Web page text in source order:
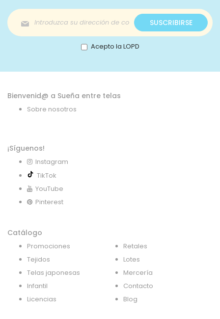
Inscríbase
a
nuestro
boletín
de
SUSCRIBIRSE
Acepto la LOPD
Bienvenid@ a Sueña entre telas
Sobre nosotros
¡Síguenos!
Instagram
TikTok
YouTube
Pinterest
Catálogo
Promociones
Tejidos
Telas japonesas
Infantil
Licencias
Retales
Lotes
Mercería
Contacto
Blog